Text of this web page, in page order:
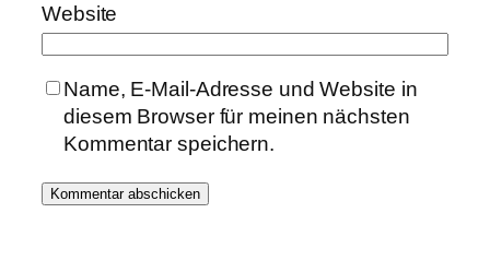
Website
Name, E-Mail-Adresse und Website in
diesem Browser für meinen nächsten
Kommentar speichern.